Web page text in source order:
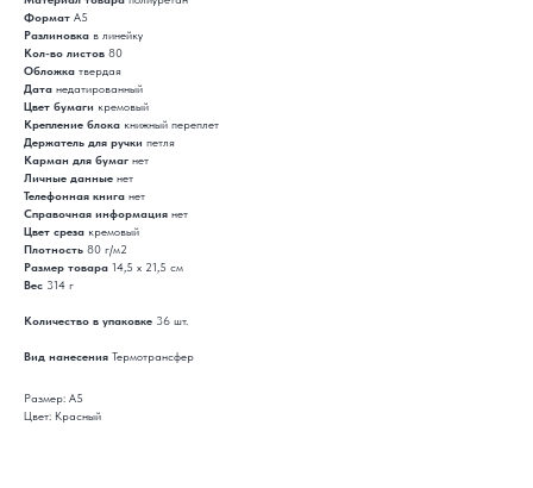
Формат A5
Разлиновка в линейку
Кол-во листов 80
Обложка твердая
Дата недатированный
Цвет бумаги кремовый
Крепление блока книжный переплет
Держатель для ручки петля
Карман для бумаг нет
Личные данные нет
Телефонная книга нет
Справочная информация нет
Цвет среза кремовый
Плотность 80 г/м2
Размер товара 14,5 х 21,5 см
Вес 314 г
Количество в упаковке 36 шт.
Вид нанесения Термотрансфер
Размер: А5
Цвет: Красный